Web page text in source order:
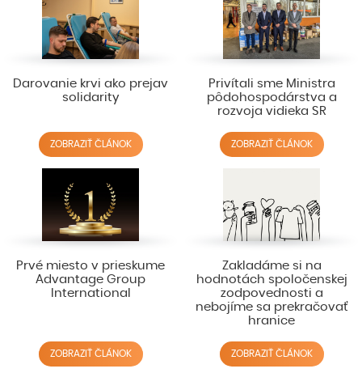
Darovanie krvi ako prejav
solidarity
ZOBRAZIŤ ČLÁNOK
Privítali sme Ministra
pôdohospodárstva a
rozvoja vidieka SR
ZOBRAZIŤ ČLÁNOK
Prvé miesto v prieskume
Advantage Group
International
ZOBRAZIŤ ČLÁNOK
Zakladáme si na
hodnotách spoločenskej
zodpovednosti a
nebojíme sa prekračovať
hranice
ZOBRAZIŤ ČLÁNOK